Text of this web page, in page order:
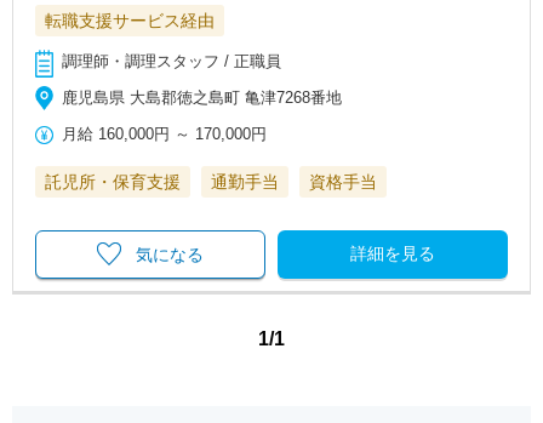
転職支援サービス経由
調理師・調理スタッフ / 正職員
鹿児島県 大島郡徳之島町 亀津7268番地
月給 160,000円 ～ 170,000円
託児所・保育支援 通勤手当 資格手当
詳細を見る
気になる
1/1